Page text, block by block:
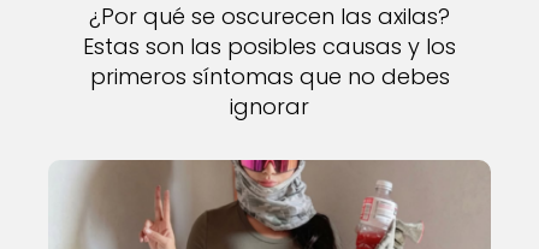
¿Por qué se oscurecen las axilas?
Estas son las posibles causas y los
primeros síntomas que no debes
ignorar